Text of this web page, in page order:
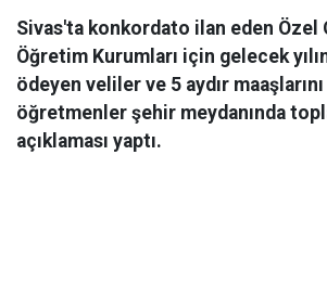
Sivas'ta konkordato ilan eden Özel
Öğretim Kurumları için gelecek
ödeyen veliler ve 5 aydır
öğretmenler şehir meydanında
açıklaması yaptı.